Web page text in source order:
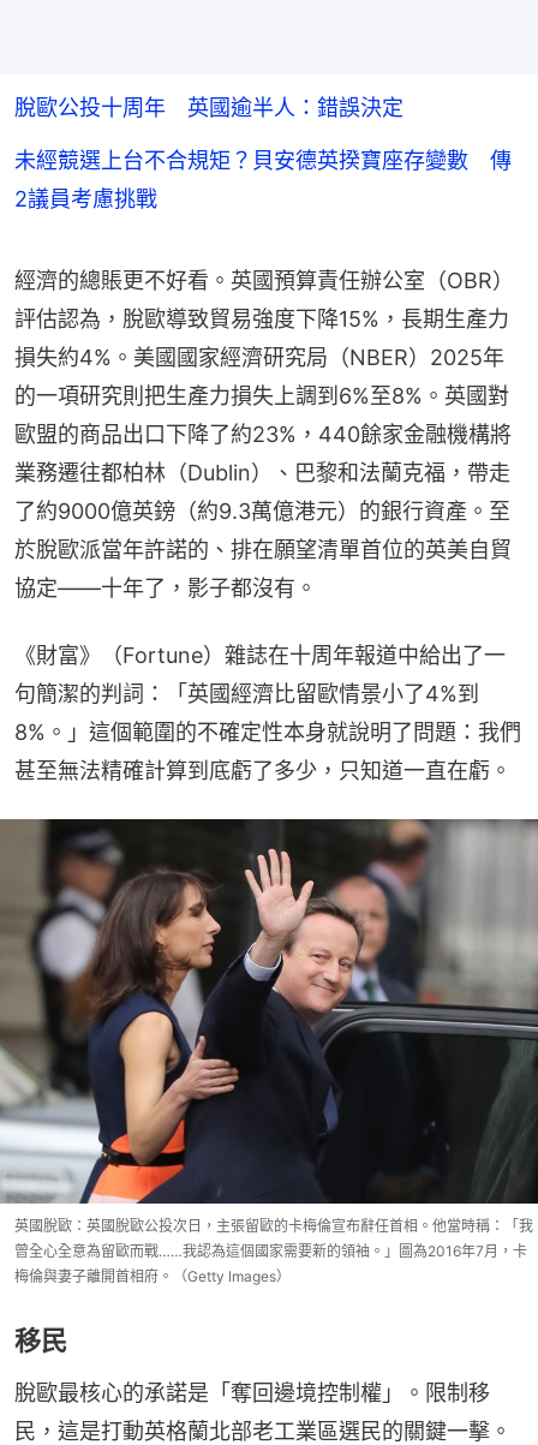
脫歐公投十周年 英國逾半人：錯誤決定
未經競選上台不合規矩？貝安德英揆寶座存變數 傳
2議員考慮挑戰
經濟的總賬更不好看。英國預算責任辦公室（OBR）
評估認為，脫歐導致貿易強度下降15%，長期生產力
損失約4%。美國國家經濟研究局（NBER）2025年
的一項研究則把生產力損失上調到6%至8%。英國對
歐盟的商品出口下降了約23%，440餘家金融機構將
業務遷往都柏林（Dublin）、巴黎和法蘭克福，帶走
了約9000億英鎊（約9.3萬億港元）的銀行資產。至
於脫歐派當年許諾的、排在願望清單首位的英美自貿
協定——十年了，影子都沒有。
《財富》（Fortune）雜誌在十周年報道中給出了一
句簡潔的判詞：「英國經濟比留歐情景小了4%到
8%。」這個範圍的不確定性本身就說明了問題：我們
甚至無法精確計算到底虧了多少，只知道一直在虧。
英國脫歐：英國脫歐公投次日，主張留歐的卡梅倫宣布辭任首相。他當時稱：「我
曾全心全意為留歐而戰……我認為這個國家需要新的領袖。」圖為2016年7月，卡
梅倫與妻子離開首相府。（Getty Images）
移民
脫歐最核心的承諾是「奪回邊境控制權」。限制移
民，這是打動英格蘭北部老工業區選民的關鍵一擊。